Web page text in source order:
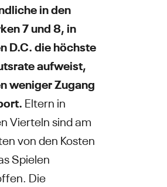
in den
7 und 8, in
D.C. die höchste
aufweist,
weniger Zugang
Eltern in
Vierteln sind am
von den Kosten
Spielen
Die